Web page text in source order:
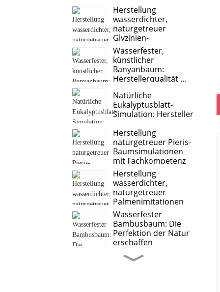
Herstellung
wasserdichter,
naturgetreuer
Glyzinien-
Simulationsbäume
Wasserfester,
künstlicher
Banyanbaum:
Herstellerqualität ...
Natürliche
Eukalyptusblatt-
Simulation: Hersteller
Herstellung
naturgetreuer Pieris-
Baumsimulationen
mit Fachkompetenz
Herstellung
wasserdichter,
naturgetreuer
Palmenimitationen
Wasserfester
Bambusbaum: Die
Perfektion der Natur
erschaffen
Süßkartoffelblätter,
Anthurienblätter –